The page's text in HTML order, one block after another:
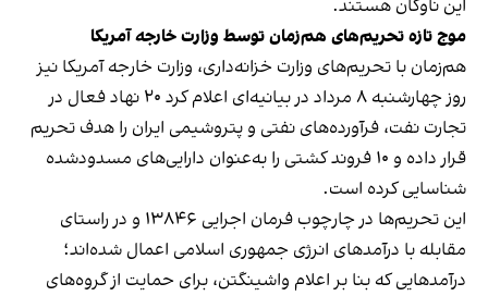
این ناوگان هستند.
موج تازه تحریم‌های هم‌زمان توسط وزارت خارجه آمریکا
هم‌زمان با تحریم‌های وزارت خزانه‌داری، وزارت خارجه آمریکا نیز
روز چهارشنبه ۸ مرداد در بیانیه‌ای اعلام کرد ۲۰ نهاد فعال در
تجارت نفت، فرآورده‌های نفتی و پتروشیمی ایران را هدف تحریم
قرار داده و ۱۰ فروند کشتی را به‌عنوان دارایی‌های مسدودشده
شناسایی کرده است.
این تحریم‌ها در چارچوب فرمان اجرایی ۱۳۸۴۶ و در راستای
مقابله با درآمدهای انرژی جمهوری اسلامی اعمال شده‌اند؛
درآمدهایی که بنا بر اعلام واشینگتن، برای حمایت از گروه‌های